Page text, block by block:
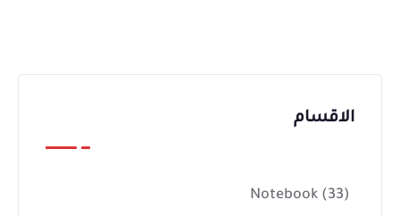
الاقسام
Notebook (33)